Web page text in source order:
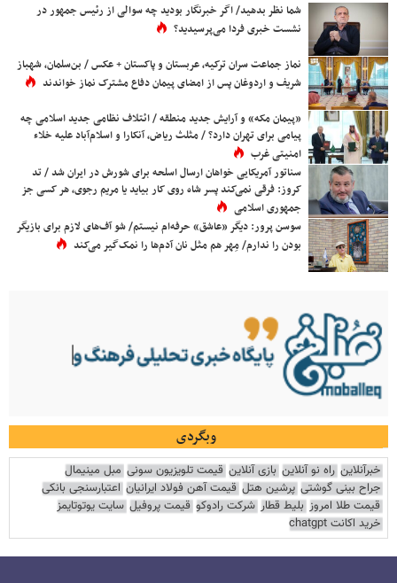
شما نظر بدهید/ اگر خبرنگار بودید چه سوالی از رئیس جمهور در
نشست خبری فردا می‌پرسیدید؟
نماز جماعت سران ترکیه، عربستان و پاکستان + عکس / بن‌سلمان، شهباز
شریف و اردوغان پس از امضای پیمان دفاع مشترک نماز خواندند
«پیمان مکه» و آرایش جدید منطقه / ائتلاف نظامی جدید اسلامی چه
پیامی برای تهران دارد؟ / مثلث ریاض، آنکارا و اسلام‌آباد علیه خلاء
امنیتی غرب
سناتور آمریکایی خواهان ارسال اسلحه برای شورش در ایران شد / تد
کروز: فرقی نمی‌کند پسر شاه روی کار بیاید یا مریم رجوی، هر کسی جز
جمهوری اسلامی
سوسن پرور: دیگر «عاشق» حرفه‌ام نیستم/ شو آف‌های لازم برای بازیگر
بودن را ندارم/ مِهر هم مثل نان آدم‌ها را نمک‌گیر می‌کند
وبگردی
خبرآنلاین راه نو آنلاین بازی آنلاین قیمت تلویزیون سونی مبل مینیمال
جراح بینی گوشتی پرشین هتل قیمت آهن فولاد ایرانیان اعتبارسنجی بانکی
قیمت طلا امروز بلیط قطار شرکت رادوکو قیمت پروفیل سایت یوتوتایمز
خرید اکانت chatgpt